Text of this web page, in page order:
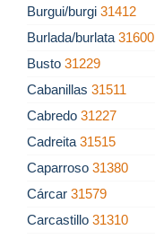
Burgui/burgi 31412
Burlada/burlata 31600
Busto 31229
Cabanillas 31511
Cabredo 31227
Cadreita 31515
Caparroso 31380
Cárcar 31579
Carcastillo 31310